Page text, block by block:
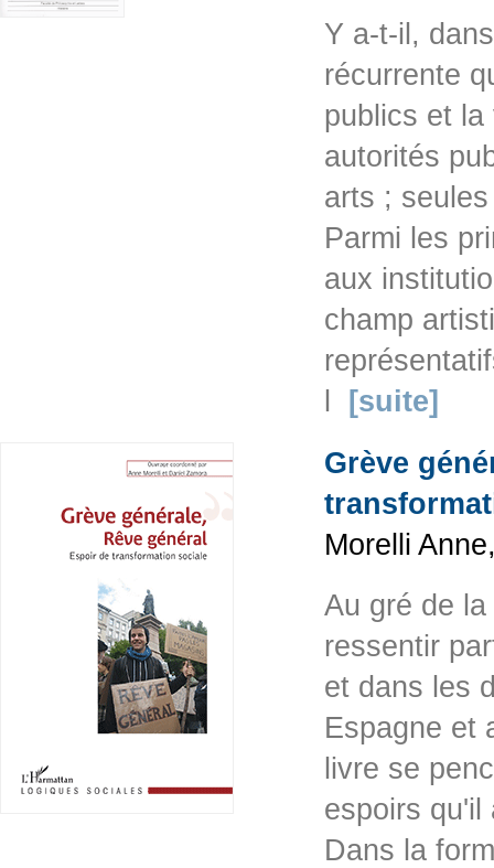
Y a-t-il,
récurrente
publics et la
autorités
arts ;
Parmi les
aux
champ
l [suite]
Grève
Morelli
Au gré de
ressentir
et dans les
Espagne et
livre se
espoirs qu'il
Dans la